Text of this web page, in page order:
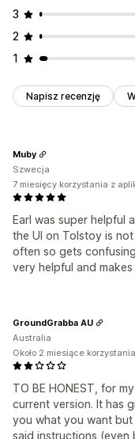
3
2
1
Napisz recenzję
Earl was super helpful
the UI on Tolstoy is
often so gets
very helpful and
Muby
Szwecja
7 miesięcy korzystania z
TO BE HONEST, for
current version. It has
you what you want
said instructions (even
GroundGrabba AU
Australia
Około 2 miesiące